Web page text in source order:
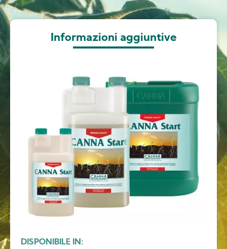
Informazioni aggiuntive
DISPONIBILE IN